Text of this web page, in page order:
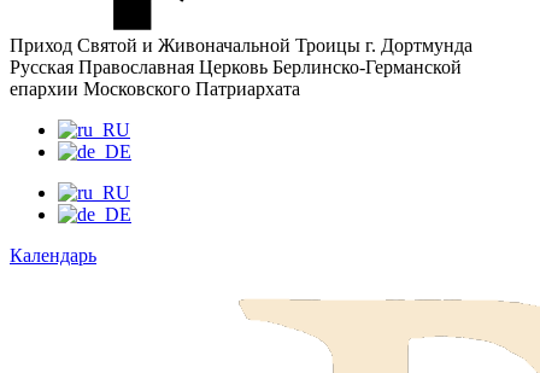
Приход Святой и Живоначальной Троицы г. Дортмунда
Русская Православная Церковь Берлинско-Германской
епархии Московского Патриархата
Календарь